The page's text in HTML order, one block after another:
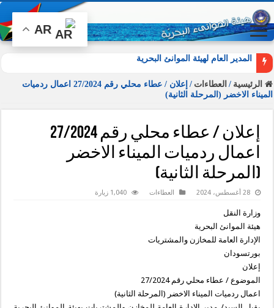
المدير العام لهيئة الموانئ البحرية يشارك في
الرئيسية / العطاءات /
إعلان / عطاء محلي رقم 27/2024 اعمال ردميات
الميناء الاخضر (المرحلة الثانية)
إعلان / عطاء محلي رقم 27/2024
اعمال ردميات الميناء الاخضر
(المرحلة الثانية)
28 أغسطس، 2024 العطاءات 1,040 زيارة
وزارة النقل
هيئة الموانئ البحرية
الإدارة العامة للمخازن والمشتريات
بورتسودان
إعلان
الموضوع / عطاء محلي رقم 27/2024
اعمال ردميات الميناء الاخضر (المرحلة الثانية)
AR